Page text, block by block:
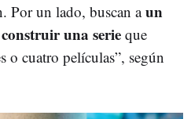
Por un lado, buscan aun
una serie que
o cuatro películas”, según